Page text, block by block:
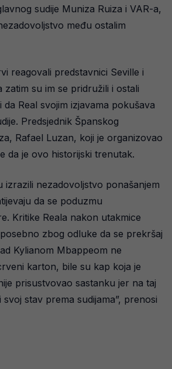
sudije Muniza Ruiza i VAR-a,
među ostalim
reagovali predstavnici Seville i
zatim su im se pridružili i ostali
Real svojim izjavama pokušava
Predsjednik Španskog
Rafael Luzan, koji je organizovao
da je ovo historijski trenutak.
izrazili nezadovoljstvo ponašanjem
da se poduzmu
Kritike Reala nakon utakmice
zbog odluke da se prekršaj
Kylianom Mbappeom ne
karton, bile su kap koja je
prisustvovao sastanku jer na taj
stav prema sudijama”, prenosi